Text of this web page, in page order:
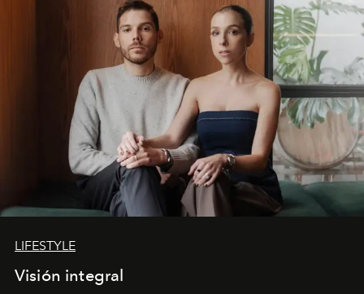
LIFESTYLE
Visión integral